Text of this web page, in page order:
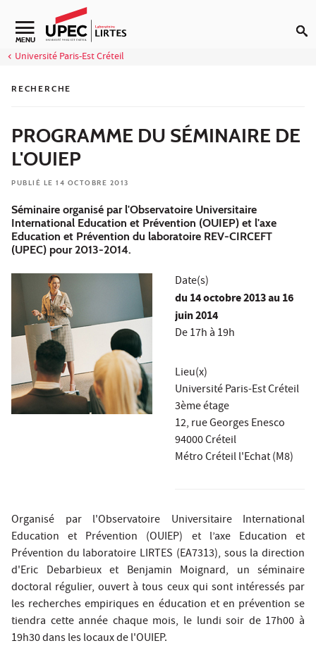
Aller au contenu
Navigation secondaire
MENU
Université Paris-Est Créteil
RECHERCHE
PROGRAMME DU SÉMINAIRE DE
L'OUIEP
PUBLIÉ LE 14 OCTOBRE 2013
Séminaire organisé par l'Observatoire Universitaire
International Education et Prévention (OUIEP) et l'axe
Education et Prévention du laboratoire REV-CIRCEFT
(UPEC) pour 2013-2014.
Date(s)
du 14 octobre 2013au 16
juin 2014
De 17h à 19h
Lieu(x)
Université Paris-Est Créteil
3ème étage
12, rue Georges Enesco
94000 Créteil
Métro Créteil l'Echat (M8)
Organisé par l'Observatoire Universitaire International
Education et Prévention (OUIEP) et l’axe Education et
Prévention du laboratoire LIRTES (EA7313), sous la direction
d'Eric Debarbieux et Benjamin Moignard, un séminaire
doctoral régulier, ouvert à tous ceux qui sont intéressés par
les recherches empiriques en éducation et en prévention se
tiendra cette année chaque mois, le lundi soir de 17h00 à
19h30 dans les locaux de l'OUIEP.